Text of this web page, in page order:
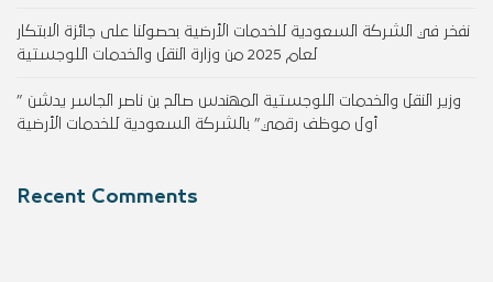
نفخر في الشركة السعودية للخدمات الأرضية بحصولنا على جائزة الابتكار
لعام 2025 من وزارة النقل والخدمات اللوجستية
وزير النقل والخدمات اللوجستية المهندس صالح بن ناصر الجاسر يدشن ”
أول موظف رقمي” بالشركة السعودية للخدمات الأرضية
Recent Comments